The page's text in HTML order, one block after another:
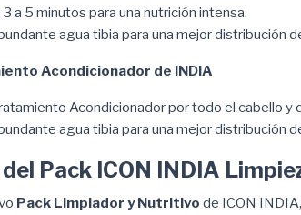
a 5 minutos para una nutrición intensa.
agua tibia para una mejor distribución
Acondicionador de INDIA
Acondicionador por todo el cabello y
agua tibia para una mejor distribución
Pack ICON INDIA
Pack Limpiador y Nutritivo de ICON